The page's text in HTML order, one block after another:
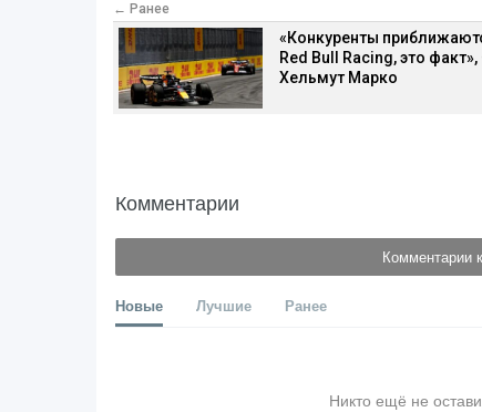
← Ранее
«Конкуренты
Red Bull Racing, это факт»,
Хельмут Марко
Комментарии
Комментарии
Новые Лучшие Ранее
Никто ещё не